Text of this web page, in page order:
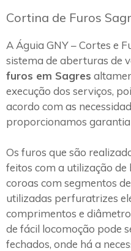
Cortina de Furos
A Águia GNY – Cortes e
sistema de aberturas de
furos em Sagres
execução dos serviços,
acordo com as
proporcionamos garantia
Os furos que são
feitos com a utilização
coroas com segmentos
utilizadas perfuratrizes
comprimentos e
de fácil locomoção pode
fechados, onde há a